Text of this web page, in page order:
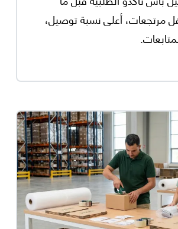
مرتجعات، أعلى نسبة توصيل،